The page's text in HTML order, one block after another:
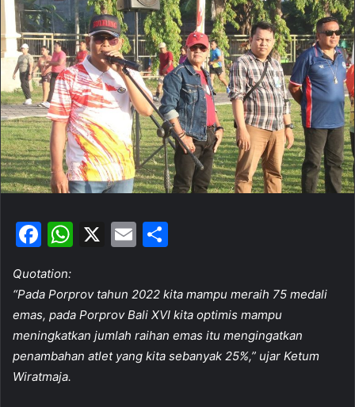
d
a
n
e
m
a
i
l
F
c
e
b
o
o
W
at
s
A
p
X
E
ai
l
ar
e
Quotation:
“Pada Porprov tahun 2022 kita mampu meraih 75 medali
emas, pada Porprov Bali XVI kita optimis mampu
meningkatkan jumlah raihan emas itu mengingatkan
penambahan atlet yang kita sebanyak 25%,” ujar Ketum
Wiratmaja.